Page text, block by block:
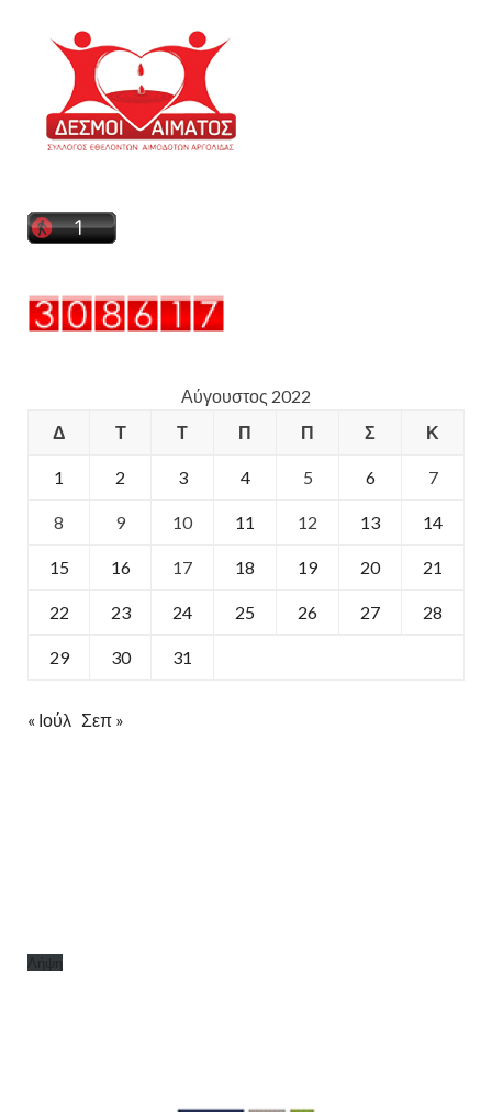
Αύγουστος 2022
Δ
Τ Τ Π Π Σ Κ
1 2 3 4 5 6 7
8 9 10 11 12 13 14
15 16 17 18 19 20 21
22 23 24 25 26 27 28
29 30 31
« Ιούλ Σεπ »
Λήψη